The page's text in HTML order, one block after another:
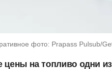
фото: Prapass Pulsub/
цены на топливо одни